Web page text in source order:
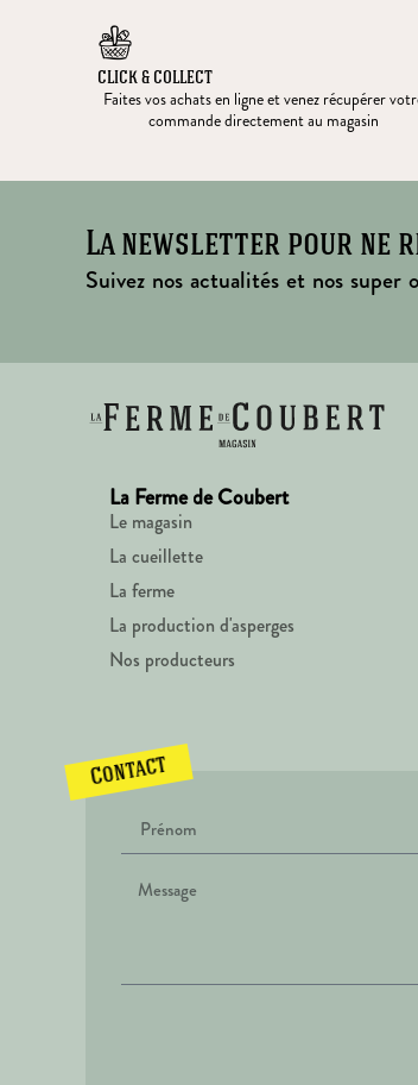
CLICK & COLLECT
Faites vos achats en ligne et venez récupérer
commande directement au magasin
La newsletter pour ne
Suivez nos actualités et nos super
La Ferme de Coubert
Le magasin
La cueillette
La ferme
La production d'asperges
Nos producteurs
Contact